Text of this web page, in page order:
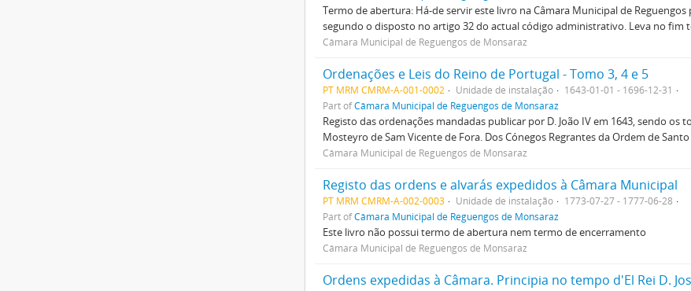
Termo de abertura: Há-de servir este livro na Câmara Municipal de
segundo o disposto no artigo 32 do actual código administrativo. Leva no fim
Câmara Municipal de Reguengos de Monsaraz
Ordenações e Leis do Reino de Portugal - Tomo 3, 4 e 5
PT MRM CMRM-A-001-0002 Unidade de instalação
1643-01-01 - 1696-12-31
Part ofCâmara Municipal de Reguengos de Monsaraz
Registo das ordenações mandadas publicar por D. João IV em 1643, sendo os
Mosteyro de Sam Vicente de Fora. Dos Cónegos Regrantes da Ordem de
Câmara Municipal de Reguengos de Monsaraz
Registo das ordens e alvarás expedidos à Câmara Municipal
PT MRM CMRM-A-002-0003 Unidade de instalação
1773-07-27 - 1777-06-28
Part ofCâmara Municipal de Reguengos de Monsaraz
Este livro não possui termo de abertura nem termo de encerramento
Câmara Municipal de Reguengos de Monsaraz
Ordens expedidas à Câmara. Principia no tempo d'El Rei D.